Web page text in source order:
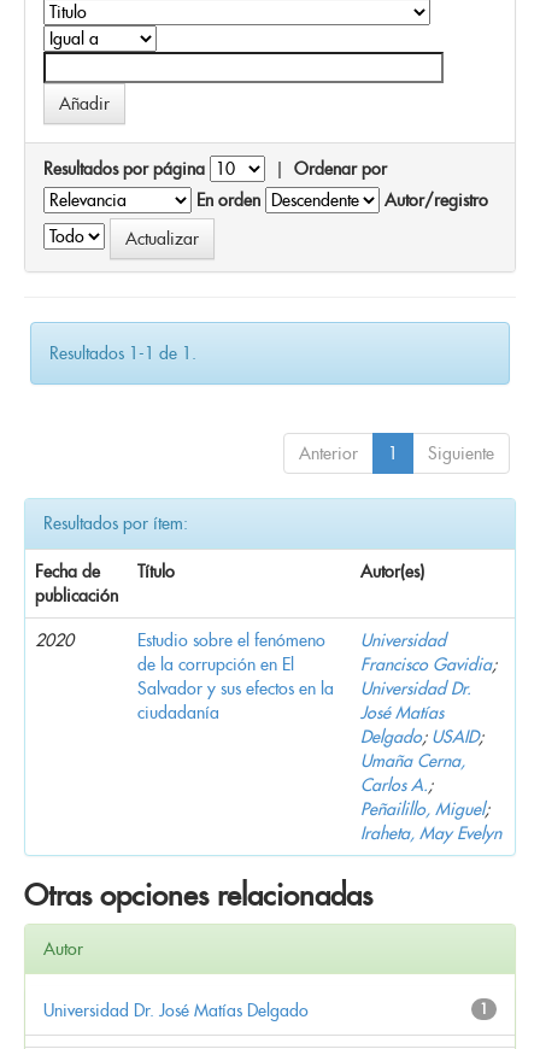
Resultados por página | Ordenar por
En orden
Autor/registro
Resultados 1-1 de 1.
Anterior 1 Siguiente
Resultados por ítem:
Fecha de
publicación
Título Autor(es)
2020
Estudio sobre el fenómeno
de la corrupción en El
Salvador y sus efectos en la
ciudadanía
Universidad
Francisco Gavidia;
Universidad Dr.
José Matías
Delgado; USAID;
Umaña Cerna,
Carlos A.;
Peñailillo, Miguel;
Iraheta, May Evelyn
Otras opciones relacionadas
Autor
1
Universidad Dr. José Matías Delgado